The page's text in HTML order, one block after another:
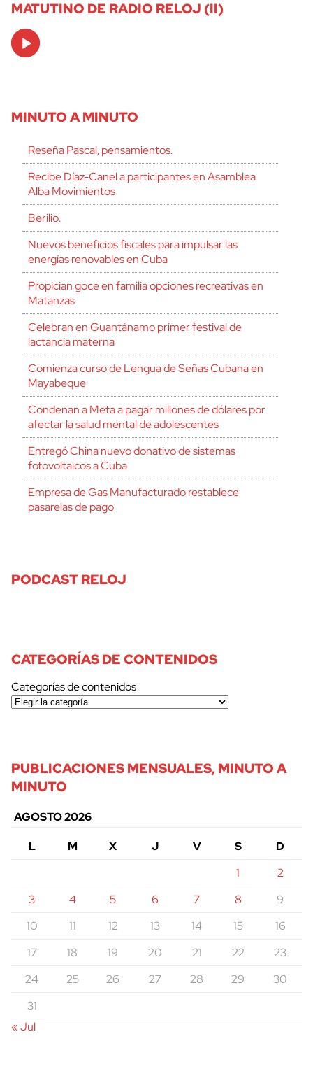
MATUTINO DE RADIO RELOJ (II)
Audio
Player
MINUTO A MINUTO
Reseña Pascal, pensamientos.
Recibe Díaz-Canel a participantes en Asamblea
Alba Movimientos
Berilio.
Nuevos beneficios fiscales para impulsar las
energías renovables en Cuba
Propician goce en familia opciones recreativas en
Matanzas
Celebran en Guantánamo primer festival de
lactancia materna
Comienza curso de Lengua de Señas Cubana en
Mayabeque
Condenan a Meta a pagar millones de dólares por
afectar la salud mental de adolescentes
Entregó China nuevo donativo de sistemas
fotovoltaicos a Cuba
Empresa de Gas Manufacturado restablece
pasarelas de pago
PODCAST RELOJ
CATEGORÍAS DE CONTENIDOS
Categorías de contenidos
PUBLICACIONES MENSUALES, MINUTO A
MINUTO
AGOSTO 2026
L
M X J V S
D
1
2
3
4 5 6 7 8
9
10
11 12 13 14 15
16
17
18 19 20 21 22
23
24
25 26 27 28 29
30
31
« Jul